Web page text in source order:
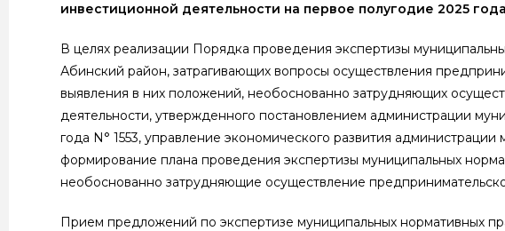
инвестиционной деятельности на первое полугодие 2025 года
В целях реализации Порядка проведения экспертизы
Абинский район, затрагивающих вопросы осуществления
выявления в них положений, необоснованно затрудняющих
деятельности, утвержденного постановлением администрации
года N° 1553, управление экономического развития
формирование плана проведения экспертизы муниципальных
необоснованно затрудняющие осуществление
Прием предложений по экспертизе муниципальных нормативных